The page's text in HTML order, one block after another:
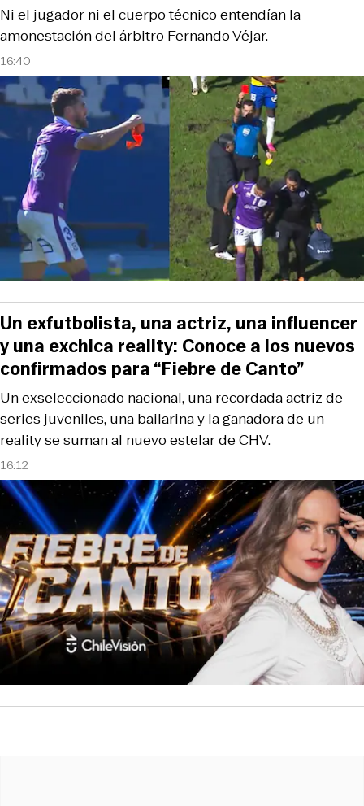
16:40
Ni el jugador ni el cuerpo técnico entendían la
amonestación del árbitro Fernando Véjar.
16:12
Un exseleccionado nacional, una recordada actriz de
series juveniles, una bailarina y la ganadora de un
reality se suman al nuevo estelar de CHV.
Un exfutbolista, una actriz, una influencer
y una exchica reality: Conoce a los nuevos
confirmados para “Fiebre de Canto”